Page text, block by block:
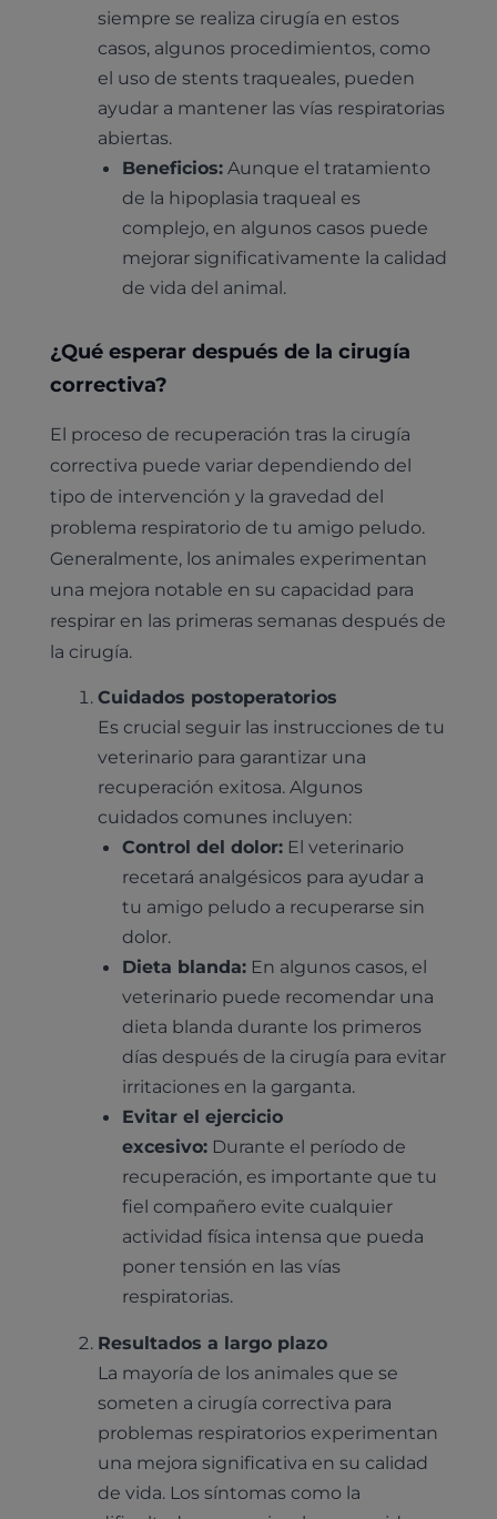
siempre se realiza cirugía en estos
casos, algunos procedimientos, como
el uso de stents traqueales, pueden
ayudar a mantener las vías respiratorias
abiertas.
Beneficios: Aunque el tratamiento
de la hipoplasia traqueal es
complejo, en algunos casos puede
mejorar significativamente la calidad
de vida del animal.
¿Qué esperar después de la cirugía
correctiva?
El proceso de recuperación tras la cirugía
correctiva puede variar dependiendo del
tipo de intervención y la gravedad del
problema respiratorio de tu amigo peludo.
Generalmente, los animales experimentan
una mejora notable en su capacidad para
respirar en las primeras semanas después de
la cirugía.
Cuidados postoperatorios
Es crucial seguir las instrucciones de tu
veterinario para garantizar una
recuperación exitosa. Algunos
cuidados comunes incluyen:
Control del dolor: El veterinario
recetará analgésicos para ayudar a
tu amigo peludo a recuperarse sin
dolor.
Dieta blanda: En algunos casos, el
veterinario puede recomendar una
dieta blanda durante los primeros
días después de la cirugía para evitar
irritaciones en la garganta.
Evitar el ejercicio
excesivo: Durante el período de
recuperación, es importante que tu
fiel compañero evite cualquier
actividad física intensa que pueda
poner tensión en las vías
respiratorias.
Resultados a largo plazo
La mayoría de los animales que se
someten a cirugía correctiva para
problemas respiratorios experimentan
una mejora significativa en su calidad
de vida. Los síntomas como la